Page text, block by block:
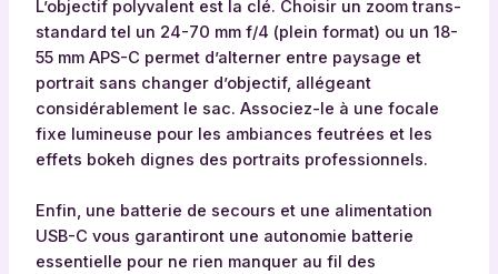
L’objectif polyvalent est la clé. Choisir un zoom trans-
standard tel un 24-70 mm f/4 (plein format) ou un 18-
55 mm APS-C permet d’alterner entre paysage et
portrait sans changer d’objectif, allégeant
considérablement le sac. Associez-le à une focale
fixe lumineuse pour les ambiances feutrées et les
effets bokeh dignes des portraits professionnels.
Enfin, une batterie de secours et une alimentation
USB-C vous garantiront une autonomie batterie
essentielle pour ne rien manquer au fil des